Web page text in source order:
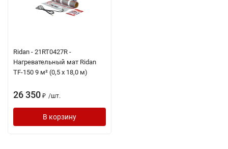
Ridan - 21RT0427R -
Нагревательный мат Ridan
TF-150 9 м² (0,5 х 18,0 м)
26 350 ₽ /шт.
В корзину